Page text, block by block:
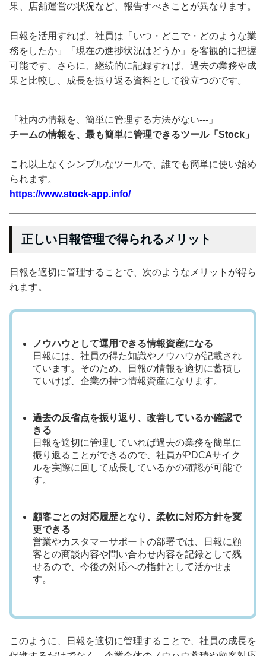
果、店舗運営の状況など、報告すべきことが異なります。
日報を活用すれば、社員は「いつ・どこで・どのような業
務をしたか」「現在の進捗状況はどうか」を客観的に把握
可能です。さらに、継続的に記録すれば、過去の業務や成
果と比較し、成長を振り返る資料として役立つのです。
「社内の情報を、簡単に管理する方法がない---」
チームの情報を、最も簡単に管理できるツール「Stock」
これ以上なくシンプルなツールで、誰でも簡単に使い始め
られます。
https://www.stock-app.info/
正しい日報管理で得られるメリット
日報を適切に管理することで、次のようなメリットが得ら
れます。
ノウハウとして運用できる情報資産になる
日報には、社員の得た知識やノウハウが記載され
ています。そのため、日報の情報を適切に蓄積し
ていけば、企業の持つ情報資産になります。
過去の反省点を振り返り、改善しているか確認で
きる
日報を適切に管理していれば過去の業務を簡単に
振り返ることができるので、社員がPDCAサイク
ルを実際に回して成長しているかの確認が可能で
す。
顧客ごとの対応履歴となり、柔軟に対応方針を変
更できる
営業やカスタマーサポートの部署では、日報に顧
客との商談内容や問い合わせ内容を記録として残
せるので、今後の対応への指針として活かせま
す。
このように、日報を適切に管理することで、社員の成長を